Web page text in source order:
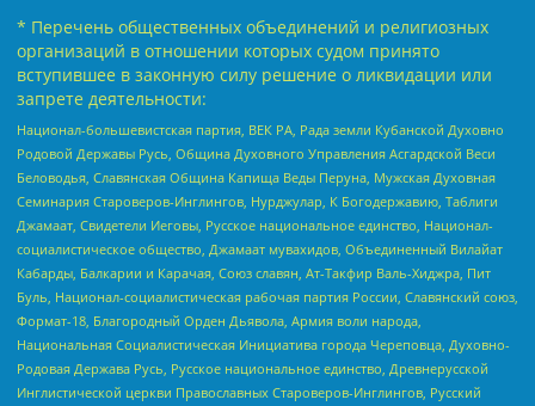
* Перечень общественных объединений и религиозных
организаций в отношении которых судом принято
вступившее в законную силу решение о ликвидации или
запрете деятельности:
Национал-большевистская партия, ВЕК РА, Рада земли Кубанской Духовно
Родовой Державы Русь, Община Духовного Управления Асгардской Веси
Беловодья, Славянская Община Капища Веды Перуна, Мужская Духовная
Семинария Староверов-Инглингов, Нурджулар, К Богодержавию, Таблиги
Джамаат, Свидетели Иеговы, Русское национальное единство, Национал-
социалистическое общество, Джамаат мувахидов, Объединенный Вилайат
Кабарды, Балкарии и Карачая, Союз славян, Ат-Такфир Валь-Хиджра, Пит
Буль, Национал-социалистическая рабочая партия России, Славянский союз,
Формат-18, Благородный Орден Дьявола, Армия воли народа,
Национальная Социалистическая Инициатива города Череповца, Духовно-
Родовая Держава Русь, Русское национальное единство, Древнерусской
Инглистической церкви Православных Староверов-Инглингов, Русский